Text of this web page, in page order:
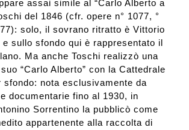
assai simile al “Carlo Alberto a
del 1846 (cfr. opere n° 1077, °
solo, il sovrano ritratto è Vittorio
e sullo sfondo qui è rappresentato il
Ma anche Toschi realizzò una
“Carlo Alberto” con la Cattedrale
sfondo: nota esclusivamente da
documentarie fino al 1930, in
Sorrentino la pubblicò come
appartenente alla raccolta di